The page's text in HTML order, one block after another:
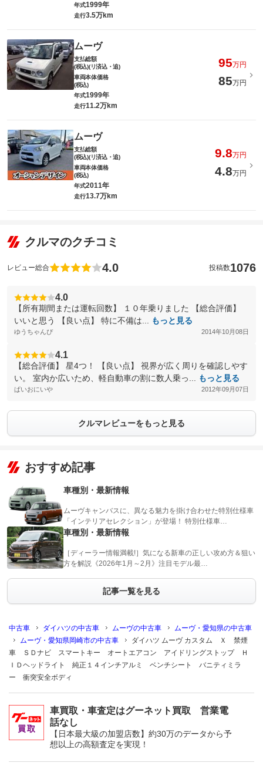
年式1999年
走行3.5万km
ムーヴ
支払総額
(税込)(リ済込・追)
95万円
車両本体価格
(税込)
85万円
年式1999年
走行11.2万km
ムーヴ
支払総額
(税込)(リ済込・追)
9.8万円
車両本体価格
(税込)
4.8万円
年式2011年
走行13.7万km
クルマのクチコミ
レビュー総合 4.0 投稿数1076
4.0
【所有期間または運転回数】 １０年乗りました 【総合評価】
いいと思う 【良い点】 特に不備は...
もっと見る
ゆうちゃんぴ 2014年10月08日
4.1
【総合評価】 星4つ！ 【良い点】 視界が広く周りを確認しやす
い。 室内か広いため、軽自動車の割に数人乗っ...
もっと見る
ぱいおにいや 2012年09月07日
クルマレビューをもっと見る
おすすめ記事
車種別・最新情報
ムーヴキャンバスに、異なる魅力を掛け合わせた特別仕様車
「インテリアセレクション」が登場！ 特別仕様車…
車種別・最新情報
［ディーラー情報満載!］気になる新車の正しい攻め方＆狙い
方を解説《2026年1月～2月》注目モデル最…
記事一覧を見る
中古車 ダイハツの中古車 ムーヴの中古車
ムーヴ・愛知県の中古車
ムーヴ・愛知県岡崎市の中古車
ダイハツ ムーヴ カスタム Ｘ 禁煙
車 ＳＤナビ スマートキー オートエアコン アイドリングストップ Ｈ
ＩＤヘッドライト 純正１４インチアルミ ベンチシート バニティミラ
ー 衝突安全ボディ
車買取・車査定はグーネット買取 営業電
話なし
【日本最大級の加盟店数】約30万のデータから予
想以上の高額査定を実現！